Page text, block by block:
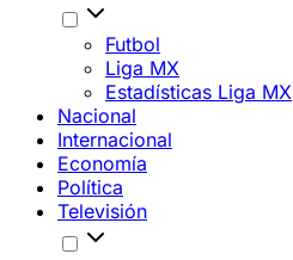
Futbol
Liga MX
Estadísticas Liga MX
Nacional
Internacional
Economía
Política
Televisión